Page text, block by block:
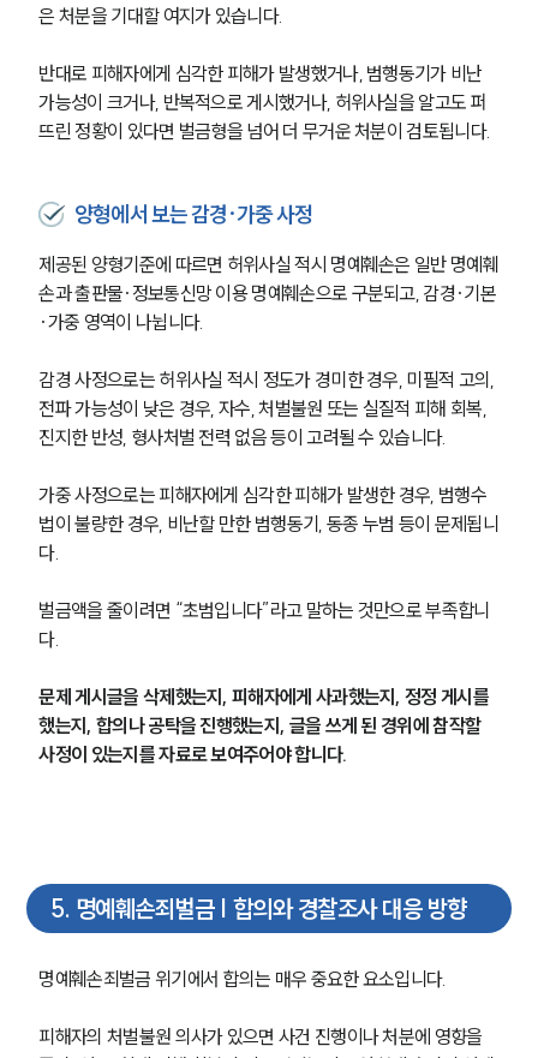
은 처분을 기대할 여지가 있습니다.
반대로 피해자에게 심각한 피해가 발생했거나, 범행동기가 비난
가능성이 크거나, 반복적으로 게시했거나, 허위사실을 알고도 퍼
뜨린 정황이 있다면 벌금형을 넘어 더 무거운 처분이 검토됩니다.
양형에서 보는 감경·가중 사정
제공된 양형기준에 따르면 허위사실 적시 명예훼손은 일반 명예훼
손과 출판물·정보통신망 이용 명예훼손으로 구분되고, 감경·기본
·가중 영역이 나뉩니다.
감경 사정으로는 허위사실 적시 정도가 경미한 경우, 미필적 고의,
전파 가능성이 낮은 경우, 자수, 처벌불원 또는 실질적 피해 회복,
진지한 반성, 형사처벌 전력 없음 등이 고려될 수 있습니다.
가중 사정으로는 피해자에게 심각한 피해가 발생한 경우, 범행수
법이 불량한 경우, 비난할 만한 범행동기, 동종 누범 등이 문제됩니
다.
벌금액을 줄이려면 “초범입니다”라고 말하는 것만으로 부족합니
다.
문제 게시글을 삭제했는지, 피해자에게 사과했는지, 정정 게시를
했는지, 합의나 공탁을 진행했는지, 글을 쓰게 된 경위에 참작할
사정이 있는지를 자료로 보여주어야 합니다.
5. 명예훼손죄벌금 | 합의와 경찰조사 대응 방향
명예훼손죄벌금 위기에서 합의는 매우 중요한 요소입니다.
피해자의 처벌불원 의사가 있으면 사건 진행이나 처분에 영향을